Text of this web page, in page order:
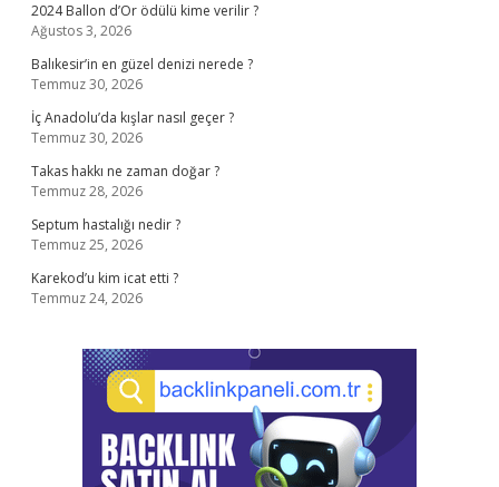
2024 Ballon d’Or ödülü kime verilir ?
Ağustos 3, 2026
Balıkesir’in en güzel denizi nerede ?
Temmuz 30, 2026
İç Anadolu’da kışlar nasıl geçer ?
Temmuz 30, 2026
Takas hakkı ne zaman doğar ?
Temmuz 28, 2026
Septum hastalığı nedir ?
Temmuz 25, 2026
Karekod’u kim icat etti ?
Temmuz 24, 2026